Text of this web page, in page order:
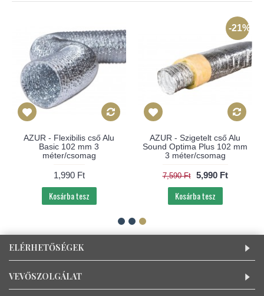
AZUR - Flexibilis cső Alu
Basic 102 mm 3
méter/csomag
1,990 Ft
Kosárba tesz
-21%
AZUR - Szigetelt cső Alu
Sound Optima Plus 102 mm
3 méter/csomag
7,590 Ft 5,990 Ft
Kosárba tesz
ELÉRHETŐSÉGEK
VEVŐSZOLGÁLAT